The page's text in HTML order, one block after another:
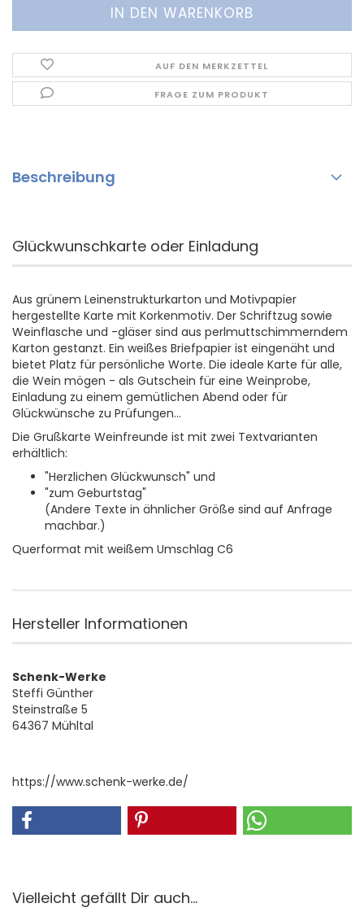
AUF DEN MERKZETTEL
FRAGE ZUM PRODUKT
Beschreibung
Glückwunschkarte oder Einladung
Aus grünem Leinenstrukturkarton und Motivpapier
hergestellte Karte mit Korkenmotiv. Der Schriftzug sowie
Weinflasche und -gläser sind aus perlmuttschimmerndem
Karton gestanzt. Ein weißes Briefpapier ist eingenäht und
bietet Platz für persönliche Worte. Die ideale Karte für alle,
die Wein mögen - als Gutschein für eine Weinprobe,
Einladung zu einem gemütlichen Abend oder für
Glückwünsche zu Prüfungen...
Die Grußkarte Weinfreunde ist mit zwei Textvarianten
erhältlich:
"Herzlichen Glückwunsch" und
"zum Geburtstag"
(Andere Texte in ähnlicher Größe sind auf Anfrage
machbar.)
Querformat mit weißem Umschlag C6
Hersteller Informationen
Schenk-Werke
Steffi Günther
Steinstraße 5
64367 Mühltal
https://www.schenk-werke.de/
Vielleicht gefällt Dir auch...